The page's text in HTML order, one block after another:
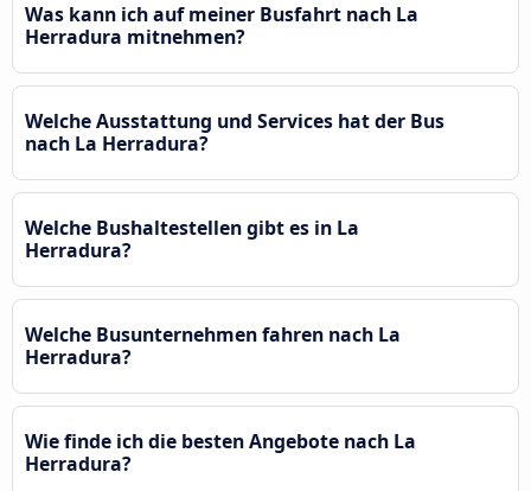
Was kann ich auf meiner Busfahrt nach La
Herradura mitnehmen?
Welche Ausstattung und Services hat der Bus
nach La Herradura?
Welche Bushaltestellen gibt es in La
Herradura?
Welche Busunternehmen fahren nach La
Herradura?
Wie finde ich die besten Angebote nach La
Herradura?